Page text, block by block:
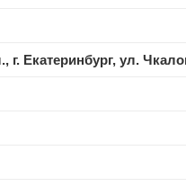
г. Екатеринбург, ул.